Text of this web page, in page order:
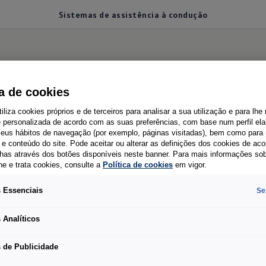
Sistemas de assistência à condução
inteligentespara o
histórica, no trânsito denso da hora de
as coisas se complicam, o Novo Transporter
assistência à condução, proporciona-lhe um
de série: o assistente de travagem de
com assistente inteligente de velocidade e o
de cookies
cookies próprios e de terceiros para analisar a sua utilização e para lhe
personalizada de acordo com as suas preferências, com base num perfil
hábitos de navegação (por exemplo, páginas visitadas), bem como para
e conteúdo do site. Pode aceitar ou alterar as definições dos cookies de
através dos botões disponíveis neste banner. Para mais informações
e trata cookies, consulte a Política de cookies em vigor.
Essenciais
Analíticos
de Publicidade